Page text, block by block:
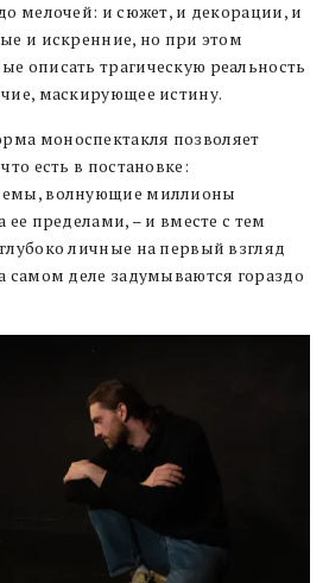
мелочей: и сюжет, и декорации, и
и искренние, но при этом
описать трагическую реальность
маскирующее истину.
моноспектакля позволяет
есть в постановке:
волнующие миллионы
пределами, – и вместе с тем
личные на первый взгляд
самом деле задумываются гораздо